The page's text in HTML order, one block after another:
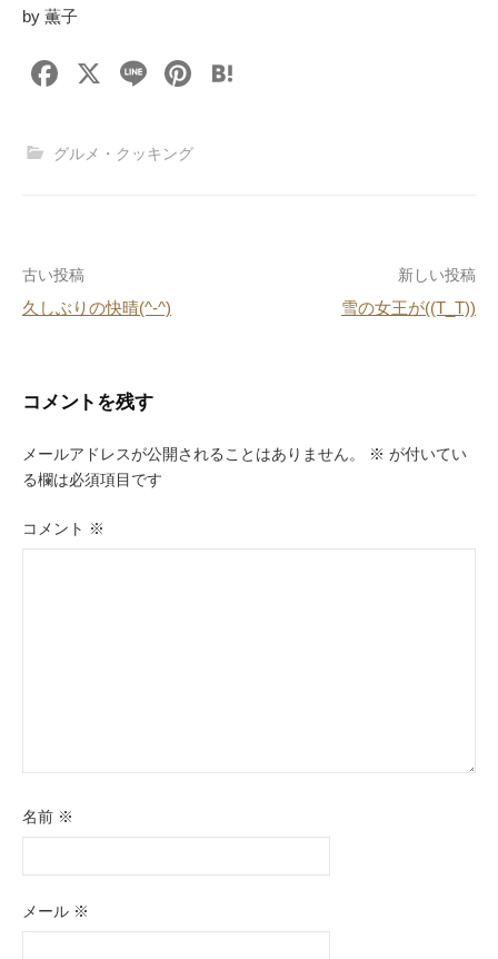
by 薫子
F
c
o
k
X
Li
e
Pi
グルメ・クッキング
投
稿
ビ
ゲ
ー
シ
古い投稿
久しぶりの快晴(^-^)
新しい投稿
雪の女王が((T_T))
コメントを残す
メールアドレスが公開されることはありません。 ※ が付いてい
る欄は必須項目です
コメント ※
名前 ※
メール ※